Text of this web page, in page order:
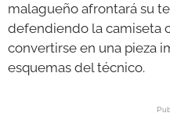
malagueño afrontará su
defendiendo la camiseta
convertirse en una pieza
esquemas del técnico.